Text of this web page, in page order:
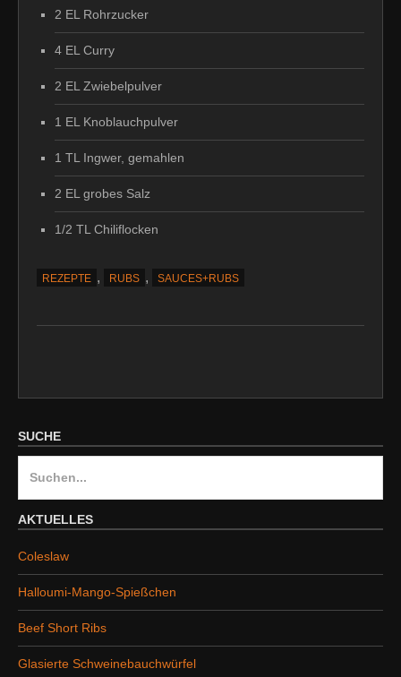
2 EL Rohrzucker
4 EL Curry
2 EL Zwiebelpulver
1 EL Knoblauchpulver
1 TL Ingwer, gemahlen
2 EL grobes Salz
1/2 TL Chiliflocken
REZEPTE , RUBS , SAUCES+RUBS
SUCHE
c
e
n
a
c
h
AKTUELLES
Coleslaw
Halloumi-Mango-Spießchen
Beef Short Ribs
Glasierte Schweinebauchwürfel